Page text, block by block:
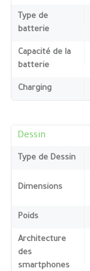
Type de
batterie
Capacité de la
batterie
Charging
Dessin
Type de Dessin
Dimensions
Poids
Architecture
des
smartphones